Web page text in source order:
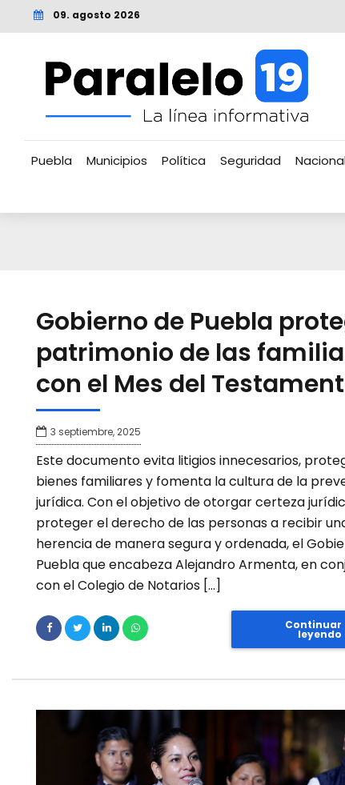
09. agosto 2026
Puebla Municipios Política Seguridad
Gobierno de Puebla
patrimonio de las
con el Mes del
3 septiembre, 2025
Este documento evita litigios innecesarios,
bienes familiares y fomenta la cultura de la
jurídica. Con el objetivo de otorgar certeza
proteger el derecho de las personas a recibir
herencia de manera segura y ordenada, el
Puebla que encabeza Alejandro Armenta, en
con el Colegio de Notarios […]
Continuar
leyendo